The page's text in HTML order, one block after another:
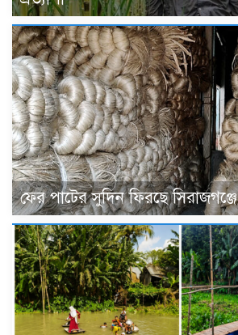
ফের পাটের সুদিন ফিরছে সিরাজগঞ্জে